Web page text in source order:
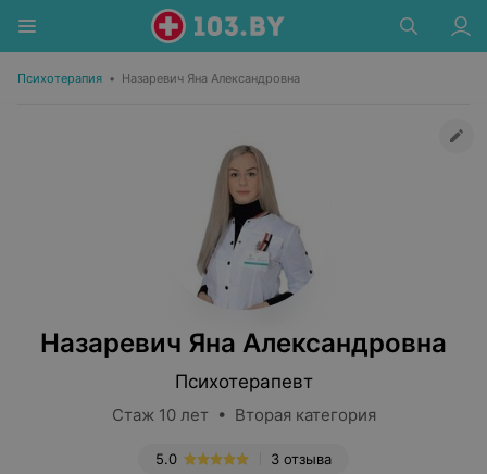
Психотерапия • Назаревич Яна Александровна
Назаревич Яна Александровна
Психотерапевт
Стаж 10 лет • Вторая категория
3 отзыва
5.0